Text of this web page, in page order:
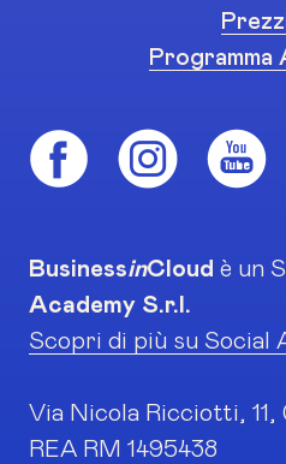
Programma
BusinessinCloud è un
Academy S.r.l.
Scopri di più su Social
Via Nicola Ricciotti, 11,
REA RM 1495438